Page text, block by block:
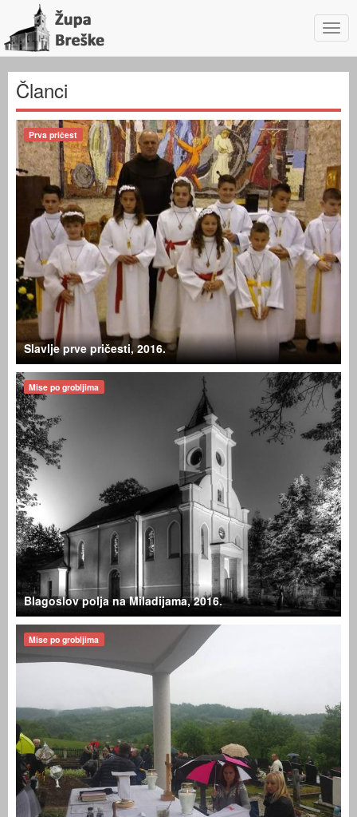
Članci
Slavlje prve pričesti, 2016.
Prva pričest
Blagoslov polja na Miladijama, 2016.
Mise po grobljima
Mise po grobljima